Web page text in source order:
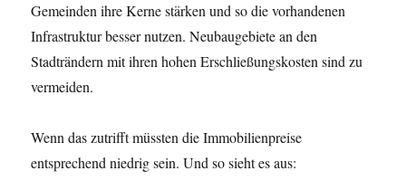
Gemeinden ihre Kerne stärken und so die vorhandenen
Infrastruktur besser nutzen. Neubaugebiete an den
Stadträndern mit ihren hohen Erschließungskosten sind zu
vermeiden.
Wenn das zutrifft müssten die Immobilienpreise
entsprechend niedrig sein. Und so sieht es aus: